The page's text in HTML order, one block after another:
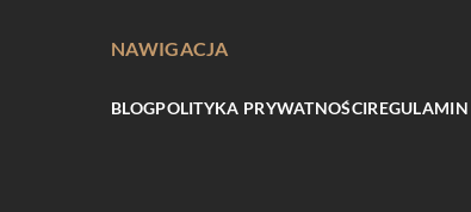
NAWIGACJA
BLOGPOLITYKA PRYWATNOŚCIREGULAMIN